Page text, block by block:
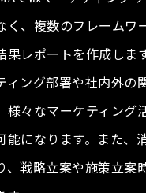
く、複数のフレームワ
果レポートを作成しま
ィング部署や社内外の
様々なマーケティング
能になります。また、
、戦略立案や施策立案